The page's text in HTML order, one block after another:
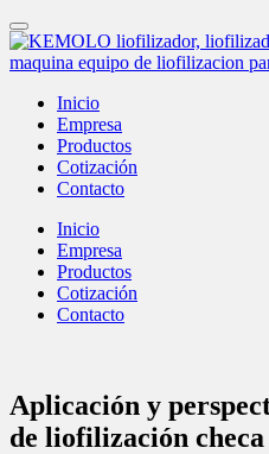
Inicio
Empresa
Productos
Cotización
Contacto
Inicio
Empresa
Productos
Cotización
Contacto
Aplicación y
de liofilización